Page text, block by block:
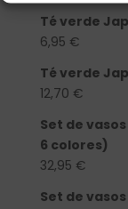
Té verde
6,95 €
Té verde
12,70 €
Set de
6 colores)
32,95 €
Set de